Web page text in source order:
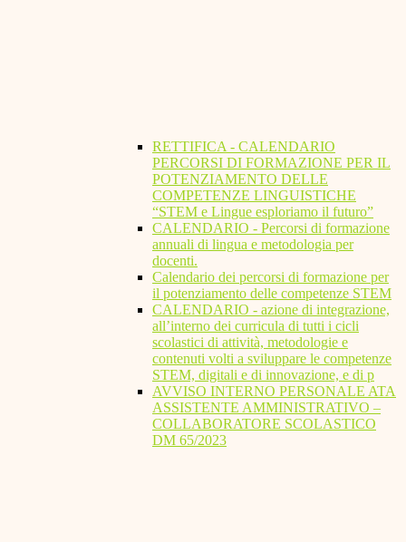
RETTIFICA - CALENDARIO
PERCORSI DI FORMAZIONE PER IL
POTENZIAMENTO DELLE
COMPETENZE LINGUISTICHE
“STEM e Lingue esploriamo il futuro”
CALENDARIO - Percorsi di formazione
annuali di lingua e metodologia per
docenti.
Calendario dei percorsi di formazione per
il potenziamento delle competenze STEM
CALENDARIO - azione di integrazione,
all’interno dei curricula di tutti i cicli
scolastici di attività, metodologie e
contenuti volti a sviluppare le competenze
STEM, digitali e di innovazione, e di p
AVVISO INTERNO PERSONALE ATA
ASSISTENTE AMMINISTRATIVO –
COLLABORATORE SCOLASTICO
DM 65/2023